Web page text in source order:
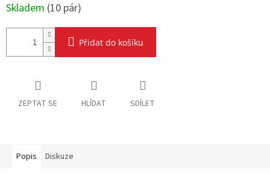
Skladem (10 pár)
Přidat do košíku
ZEPTAT SE HLÍDAT SDÍLET
Popis Diskuze